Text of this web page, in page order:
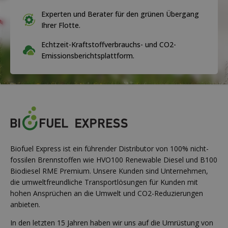
Experten und Berater für den grünen Übergang
Ihrer Flotte.
Echtzeit-Kraftstoffverbrauchs- und CO2-
Emissionsberichtsplattform.
Biofuel Express ist ein führender Distributor von 100% nicht-
fossilen Brennstoffen wie HVO100 Renewable Diesel und B100
Biodiesel RME Premium. Unsere Kunden sind Unternehmen,
die umweltfreundliche Transportlösungen für Kunden mit
hohen Ansprüchen an die Umwelt und CO2-Reduzierungen
anbieten.
In den letzten 15 Jahren haben wir uns auf die Umrüstung von